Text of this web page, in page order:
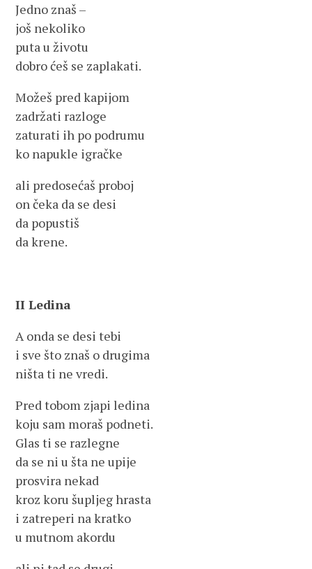
Jedno znaš –
još nekoliko
puta u životu
dobro ćeš se zaplakati.
Možeš pred kapijom
zadržati razloge
zaturati ih po podrumu
ko napukle igračke
ali predosećaš proboj
on čeka da se desi
da popustiš
da krene.
II Ledina
A onda se desi tebi
i sve što znaš o drugima
ništa ti ne vredi.
Pred tobom zjapi ledina
koju sam moraš podneti.
Glas ti se razlegne
da se ni u šta ne upije
prosvira nekad
kroz koru šupljeg hrasta
i zatreperi na kratko
u mutnom akordu